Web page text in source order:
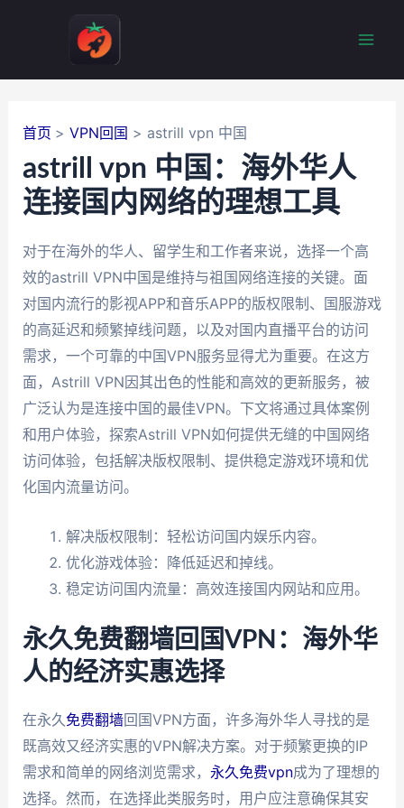
首页 VPN回国 astrill vpn 中国
astrill vpn 中国：海外华人
连接国内网络的理想工具
对于在海外的华人、留学生和工作者来说，选择一个高
效的astrill VPN中国是维持与祖国网络连接的关键。面
对国内流行的影视APP和音乐APP的版权限制、国服游戏
的高延迟和频繁掉线问题，以及对国内直播平台的访问
需求，一个可靠的中国VPN服务显得尤为重要。在这方
面，Astrill VPN因其出色的性能和高效的更新服务，被
广泛认为是连接中国的最佳VPN。下文将通过具体案例
和用户体验，探索Astrill VPN如何提供无缝的中国网络
访问体验，包括解决版权限制、提供稳定游戏环境和优
化国内流量访问。
解决版权限制：轻松访问国内娱乐内容。
优化游戏体验：降低延迟和掉线。
稳定访问国内流量：高效连接国内网站和应用。
永久免费翻墙回国VPN：海外华
人的经济实惠选择
在永久 免费翻墙回国VPN方面，许多海外华人寻找的是
既高效又经济实惠的VPN解决方案。对于频繁更换的IP
需求和简单的网络浏览需求， 永久免费vpn成为了理想的
选择。然而，在选择此类服务时，用户应注意确保其安